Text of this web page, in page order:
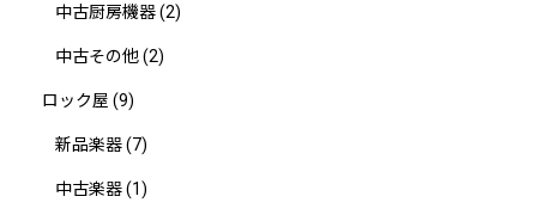
中古厨房機器(2)
中古その他(2)
ロック屋 (9)
新品楽器(7)
中古楽器(1)